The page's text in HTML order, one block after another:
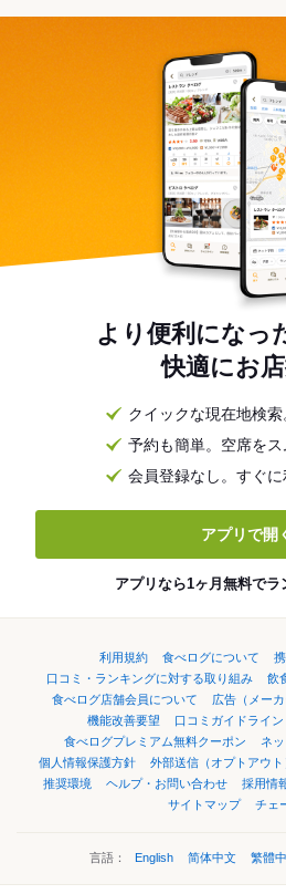
より便利になっ
快適にお
クイックな現在地検
予約も簡単。空席を
会員登録なし。すぐ
アプリで開
アプリなら1ヶ月無料でラ
利用規約 食べログについて
口コミ・ランキングに対する取り組み
飲
食べログ店舗会員について
広告（メー
機能改善要望
口コミガイドライン
食べログプレミアム無料クーポン
ネ
個人情報保護方針
外部送信（オプトアウト
推奨環境
ヘルプ・お問い合わせ 採用情
サイトマップ
チェ
言語： English 简体中文 繁體